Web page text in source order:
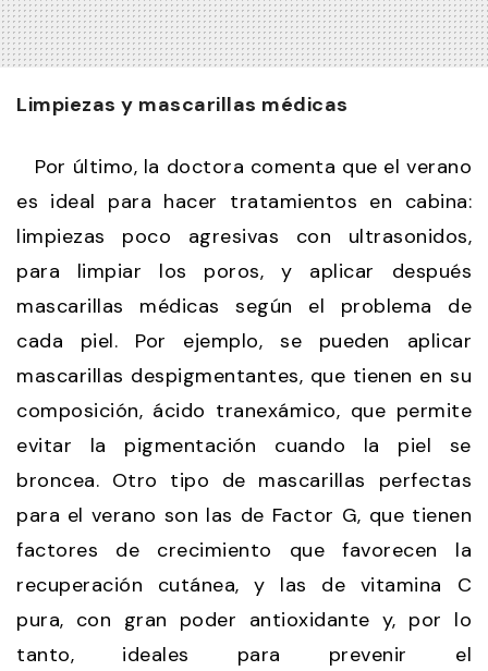
Limpiezas y mascarillas médicas
Por último, la doctora comenta que el verano
es ideal para hacer tratamientos en cabina:
limpiezas poco agresivas con ultrasonidos,
para limpiar los poros, y aplicar después
mascarillas médicas según el problema de
cada piel. Por ejemplo, se pueden aplicar
mascarillas despigmentantes, que tienen en su
composición, ácido tranexámico, que permite
evitar la pigmentación cuando la piel se
broncea. Otro tipo de mascarillas perfectas
para el verano son las de Factor G, que tienen
factores de crecimiento que favorecen la
recuperación cutánea, y las de vitamina C
pura, con gran poder antioxidante y, por lo
tanto, ideales para prevenir el